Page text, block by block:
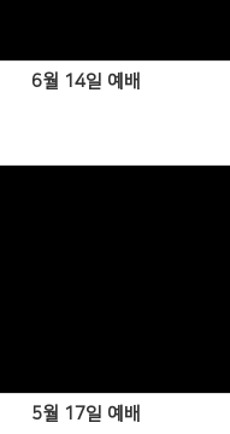
6월 14일 예배
5월 17일 예배